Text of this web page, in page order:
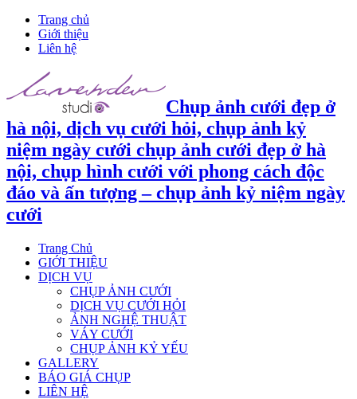
Trang chủ
Giới thiệu
Liên hệ
Chụp ảnh cưới đẹp ở
hà nội, dịch vụ cưới hỏi, chụp ảnh kỷ
niệm ngày cưới chụp ảnh cưới đẹp ở hà
nội, chụp hình cưới với phong cách độc
đáo và ấn tượng – chụp ảnh kỷ niệm ngày
cưới
Trang Chủ
GIỚI THIỆU
DỊCH VỤ
CHỤP ẢNH CƯỚI
DỊCH VỤ CƯỚI HỎI
ẢNH NGHỆ THUẬT
VÁY CƯỚI
CHỤP ẢNH KỶ YẾU
GALLERY
BÁO GIÁ CHỤP
LIÊN HỆ